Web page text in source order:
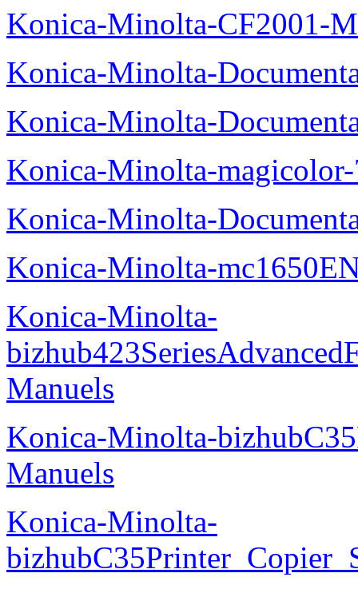
Konica-Minolta-CF2001-
Konica-Minolta-
Konica-Minolta-
Konica-Minolta-
Konica-Minolta-
Konica-Minolta-
Konica-Minolta-
Manuels
Konica-Minolta-
Manuels
Konica-Minolta-